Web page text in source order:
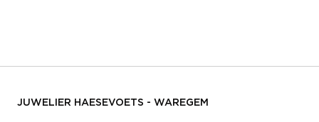
JUWELIER HAESEVOETS - WAREGEM